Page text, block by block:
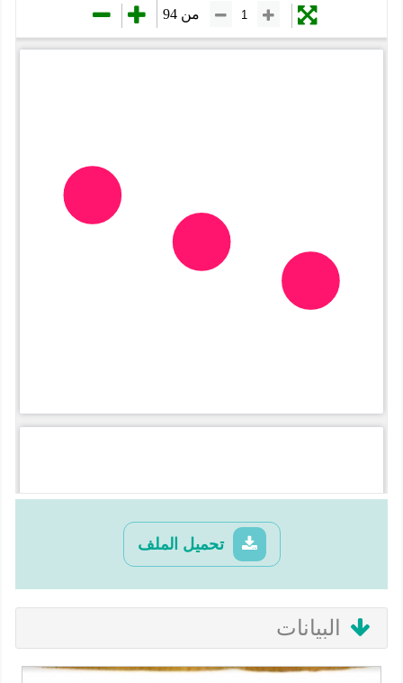
تحميل الملف
البيانات